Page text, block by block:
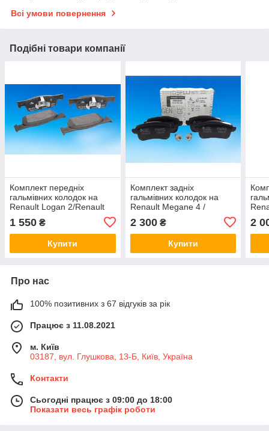
Всі умови повернення
Подібні товари компанії
Комплект передніх
гальмівних колодок на
Renault Logan 2/Renault
1 550 ₴
Купити
Комплект задніх
гальмівних колодок на
Renault Megane 4 /
440608235R
2 300₴
Купити
2
Про нас
100% позитивних з 67 відгуків за рік
Працює з 11.08.2021
м. Київ
03187, вул. Глушкова, 13-Б, Київ, Україна
Контакти
Сьогодні працює з 09:00 до 18:00
Показати весь графік роботи